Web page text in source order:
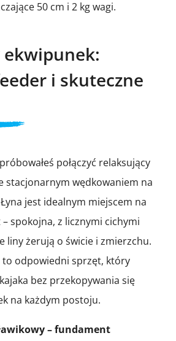
50 cm i 2 kg wagi.
ekwipunek:
i skuteczne
połączyć relaksujący
stacjonarnym wędkowaniem na
Łyna jest idealnym miejscem na
spokojna, z licznymi cichymi
liny żerują o świcie i zmierzchu.
to odpowiedni sprzęt, który
bez przekopywania się
na każdym postoju.
– fundament